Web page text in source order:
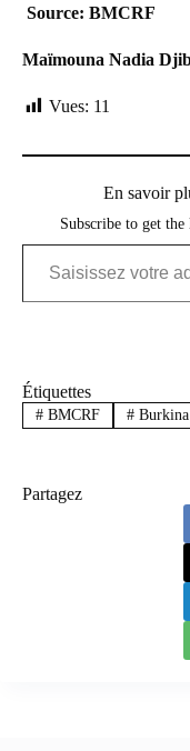
Source: BMCRF
Maïmouna Nadia
Vues: 11
En savoir
Subscribe to get the
Saisissez votre adresse e-mail…
Étiquettes
#BMCRF #Burkina
Partagez